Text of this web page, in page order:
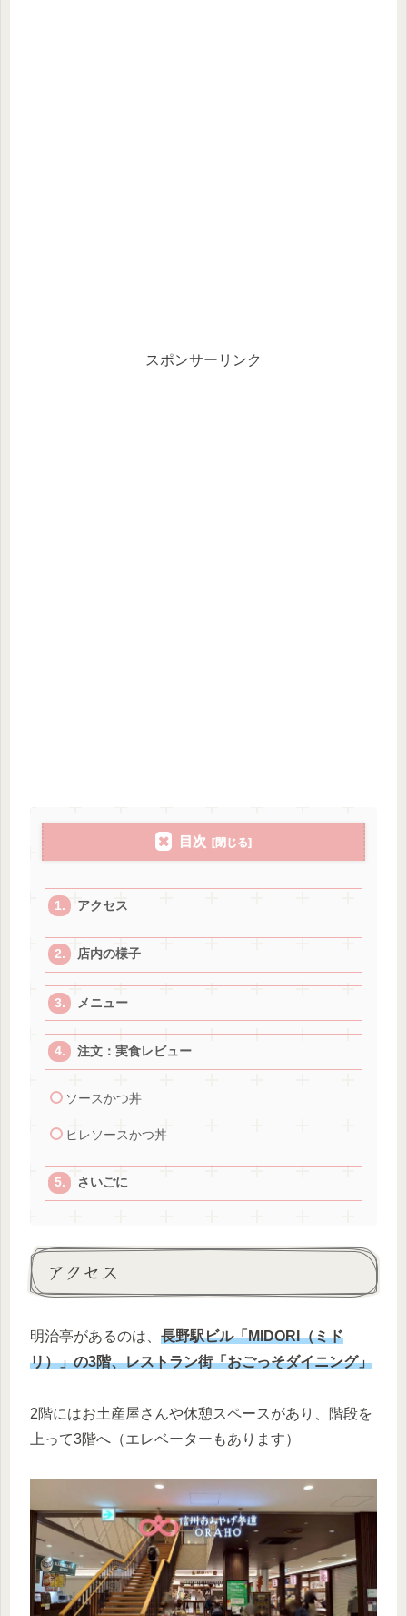
スポンサーリンク
目次
アクセス
店内の様子
メニュー
注文：実食レビュー
ソースかつ丼
ヒレソースかつ丼
さいごに
アクセス
明治亭があるのは、 長野駅ビル「MIDORI（ミド
リ）」の3階、レストラン街「おごっそダイニング」
2階にはお土産屋さんや休憩スペースがあり、階段を
上って3階へ（エレベーターもあります）